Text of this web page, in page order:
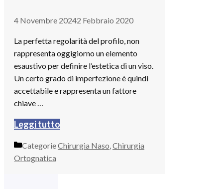
4 Novembre 20242 Febbraio 2020
La perfetta regolarità del profilo, non
rappresenta oggigiorno un elemento
esaustivo per definire l’estetica di un viso.
Un certo grado di imperfezione è quindi
accettabile e rappresenta un fattore
chiave …
Leggi tutto
CategorieChirurgia Naso,Chirurgia
Ortognatica